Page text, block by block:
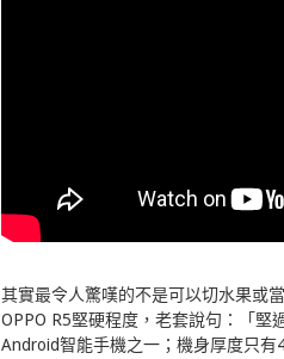
其實最令人驚嘆的不是可以切水果或
OPPO R5堅硬程度，老套說句：「堅
Android智能手機之一；機身厚度只